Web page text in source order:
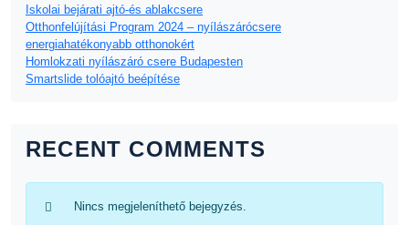
Iskolai bejárati ajtó-és ablakcsere
Otthonfelújítási Program 2024 – nyílászárócsere
energiahatékonyabb otthonokért
Homlokzati nyílászáró csere Budapesten
Smartslide tolóajtó beépítése
RECENT COMMENTS
Nincs megjeleníthető bejegyzés.